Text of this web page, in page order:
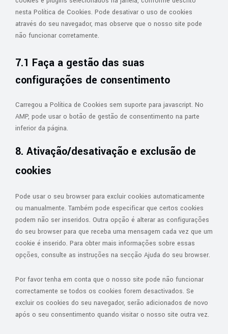
nesta Política de Cookies. Pode desativar o uso de cookies
através do seu navegador, mas observe que o nosso site pode
não funcionar corretamente.
7.1 Faça a gestão das suas
configurações de consentimento
Carregou a Política de Cookies sem suporte para javascript. No
AMP, pode usar o botão de gestão de consentimento na parte
inferior da página.
8. Ativação/desativação e exclusão de
cookies
Pode usar o seu browser para excluir cookies automaticamente
ou manualmente. Também pode especificar que certos cookies
podem não ser inseridos. Outra opção é alterar as configurações
do seu browser para que receba uma mensagem cada vez que um
cookie é inserido. Para obter mais informações sobre essas
opções, consulte as instruções na secção Ajuda do seu browser.
Por favor tenha em conta que o nosso site pode não funcionar
correctamente se todos os cookies forem desactivados. Se
excluir os cookies do seu navegador, serão adicionados de novo
após o seu consentimento quando visitar o nosso site outra vez.